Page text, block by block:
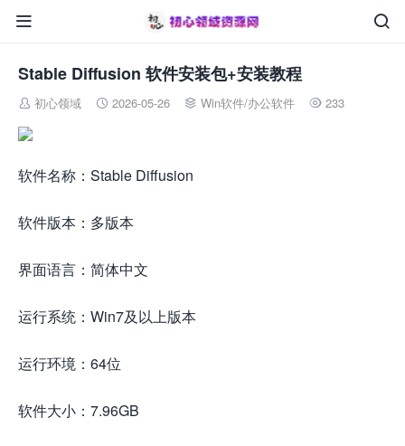


Stable Diffusion 软件安装包+安装教程
 初心领域  2026-05-26  Win软件/办公软件  233
软件名称：Stable Diffusion
软件版本：多版本
界面语言：简体中文
运行系统：Win7及以上版本
运行环境：64位
软件大小：7.96GB